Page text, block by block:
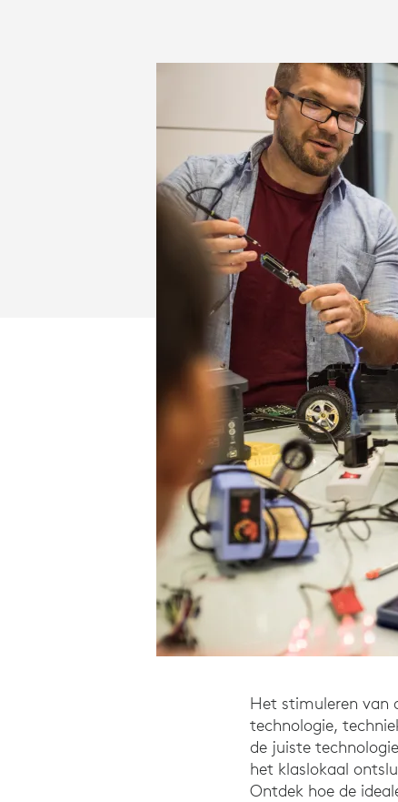
Het stimuleren van
technologie,
de juiste
het klaslokaal
Ontdek hoe de